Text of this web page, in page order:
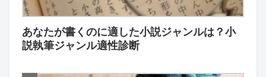
あなたが書くのに適した小説ジャンルは？小
説執筆ジャンル適性診断